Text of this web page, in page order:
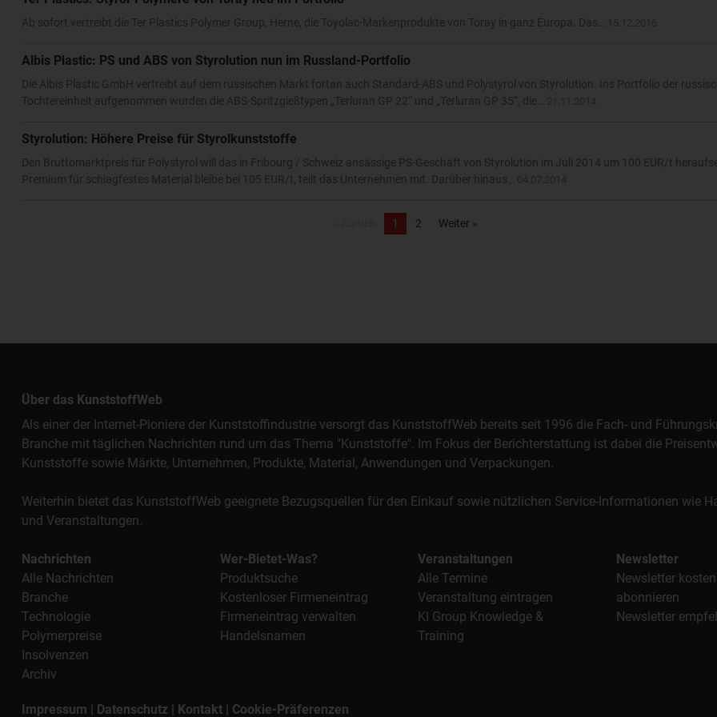
Ab sofort vertreibt die Ter Plastics Polymer Group, Herne, die Toyolac-Markenprodukte von Toray in ganz Europa. Das…
Albis Plastic: PS und ABS von Styrolution nun im Russland-Portfolio
Die Albis Plastic GmbH vertreibt auf dem russischen Markt fortan auch Standard-ABS und Polystyrol von Styrolution. Ins Portfolio der
Tochtereinheit aufgenommen wurden die ABS-Spritzgießtypen „Terluran GP 22“ und „Terluran GP 35“, die…
Styrolution: Höhere Preise für Styrolkunststoffe
Den Bruttomarktpreis für Polystyrol will das in Fribourg / Schweiz ansässige PS-Geschäft von Styrolution im Juli 2014 um 100 EUR/t
Premium für schlagfestes Material bleibe bei 105 EUR/t, teilt das Unternehmen mit. Darüber hinaus…
1 2 Weiter »
Über das KunststoffWeb
Als einer der Internet-Pioniere der Kunststoffindustrie versorgt das KunststoffWeb bereits seit 1996 die Fach- und
Branche mit täglichen Nachrichten rund um das Thema "Kunststoffe". Im Fokus der Berichterstattung ist dabei die
Kunststoffe sowie Märkte, Unternehmen, Produkte, Material, Anwendungen und Verpackungen.
Weiterhin bietet das KunststoffWeb geeignete Bezugsquellen für den Einkauf sowie nützlichen Service-Informationen wie
und Veranstaltungen.
Nachrichten
Alle Nachrichten
Branche
Technologie
Polymerpreise
Insolvenzen
Archiv
Wer-Bietet-Was?
Produktsuche
Kostenloser Firmeneintrag
Firmeneintrag verwalten
Handelsnamen
Veranstaltungen
Alle Termine
Veranstaltung eintragen
KI Group Knowledge &
Training
Newsletter
Newsletter
abonnieren
Newsletter
Impressum | Datenschutz | Kontakt | Cookie-Präferenzen